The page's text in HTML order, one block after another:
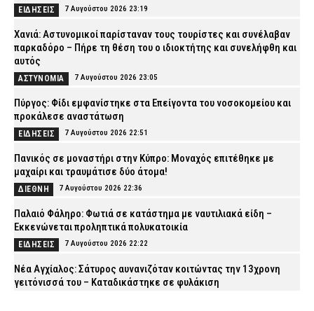
ΕΙΔΗΣΕΙΣ 7 Αυγούστου 2026 23:19
Χανιά: Αστυνομικοί παρίσταναν τους τουρίστες και συνέλαβαν
παρκαδόρο – Πήρε τη θέση του ο ιδιοκτήτης και συνελήφθη και
αυτός
ΑΣΤΥΝΟΜΙΑ 7 Αυγούστου 2026 23:05
Πύργος: Φίδι εμφανίστηκε στα Επείγοντα του νοσοκομείου και
προκάλεσε αναστάτωση
ΕΙΔΗΣΕΙΣ 7 Αυγούστου 2026 22:51
Πανικός σε μοναστήρι στην Κύπρο: Μοναχός επιτέθηκε με
μαχαίρι και τραυμάτισε δύο άτομα!
ΔΙΕΘΝΗ 7 Αυγούστου 2026 22:36
Παλαιό Φάληρο: Φωτιά σε κατάστημα με ναυτιλιακά είδη –
Εκκενώνεται προληπτικά πολυκατοικία
ΕΙΔΗΣΕΙΣ 7 Αυγούστου 2026 22:22
Νέα Αγχίαλος: Σάτυρος αυνανιζόταν κοιτώντας την 13χρονη
γειτόνισσά του – Καταδικάστηκε σε φυλάκιση